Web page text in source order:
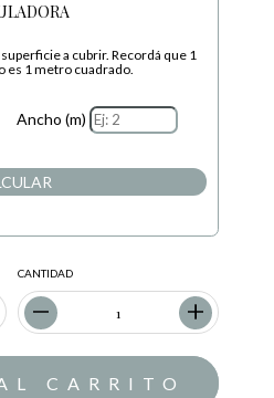
a cubrir. Recordá que 1
es 1 metro cuadrado.
Ancho (m)
CANTIDAD